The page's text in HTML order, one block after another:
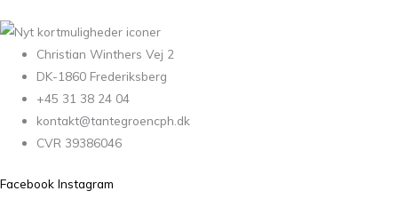
Christian Winthers Vej 2
DK-1860 Frederiksberg
+45 31 38 24 04
kontakt@tantegroencph.dk
CVR 39386046
Facebook Instagram